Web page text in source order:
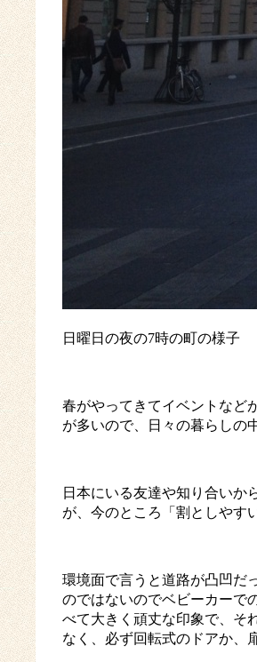
日曜日の夜の7時の町の様子
春がやってきてイベントなど
が多いので、日々の暮らしの
日本にいる友達や知り合いか
が、今のところ「割としやす
環境面で言うと道路が凸凹だ
のではないのでベビーカーで
べて大きく頑丈な印象で、そ
なく、必ず回転式のドアか、